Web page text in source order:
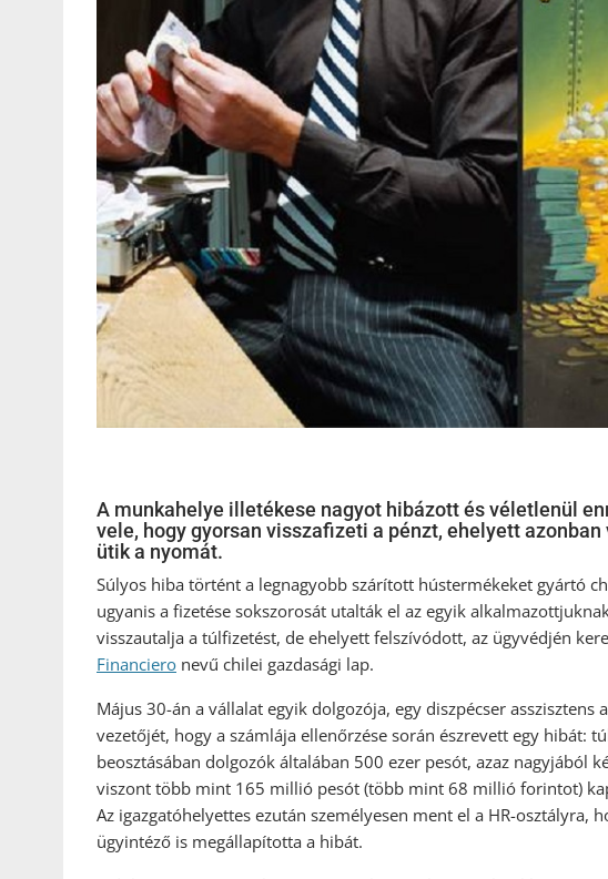
A munkahelye illetékese nagyot hibázott és véletlenül
vele, hogy gyorsan visszafizeti a pénzt, ehelyett
ütik a nyomát.
Súlyos hiba történt a legnagyobb szárított hústermékeket gyártó
ugyanis a fizetése sokszorosát utalták el az egyik
visszautalja a túlfizetést, de ehelyett felszívódott, az ügyvédjén
Financiero nevű chilei gazdasági lap.
Május 30-án a vállalat egyik dolgozója, egy diszpécser
vezetőjét, hogy a számlája ellenőrzése során észrevett egy hibát:
beosztásában dolgozók általában 500 ezer pesót, azaz nagyjából
viszont több mint 165 millió pesót (több mint 68 millió forintot)
Az igazgatóhelyettes ezután személyesen ment el a HR-osztályra,
ügyintéző is megállapította a hibát.